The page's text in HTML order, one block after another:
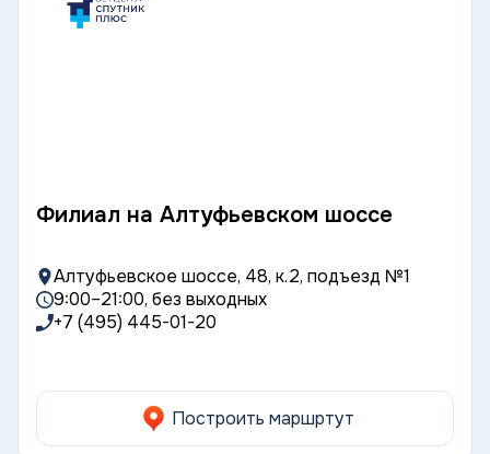
Филиал на Алтуфьевском шоссе
Алтуфьевское шоссе, 48, к.2, подъезд №1
9:00–21:00, без выходных
+7 (495) 445-01-20
Построить маршртут